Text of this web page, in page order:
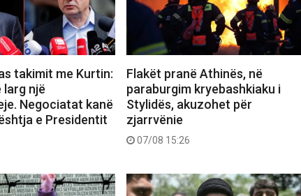
takimit me Kurtin:
larg një
Negociatat kanë
e Presidentit
Flakët pranë Athinës, në
paraburgim kryebashkiaku i
Stylidës, akuzohet për
zjarrvënie
07/08 15:26